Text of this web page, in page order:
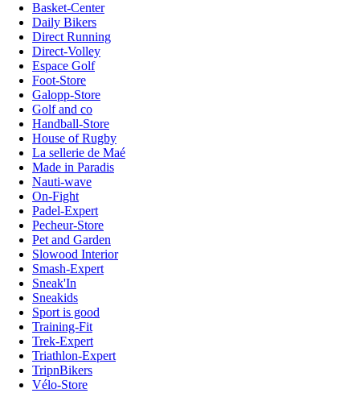
Basket-Center
Daily Bikers
Direct Running
Direct-Volley
Espace Golf
Foot-Store
Galopp-Store
Golf and co
Handball-Store
House of Rugby
La sellerie de Maé
Made in Paradis
Nauti-wave
On-Fight
Padel-Expert
Pecheur-Store
Pet and Garden
Slowood Interior
Smash-Expert
Sneak'In
Sneakids
Sport is good
Training-Fit
Trek-Expert
Triathlon-Expert
TripnBikers
Vélo-Store